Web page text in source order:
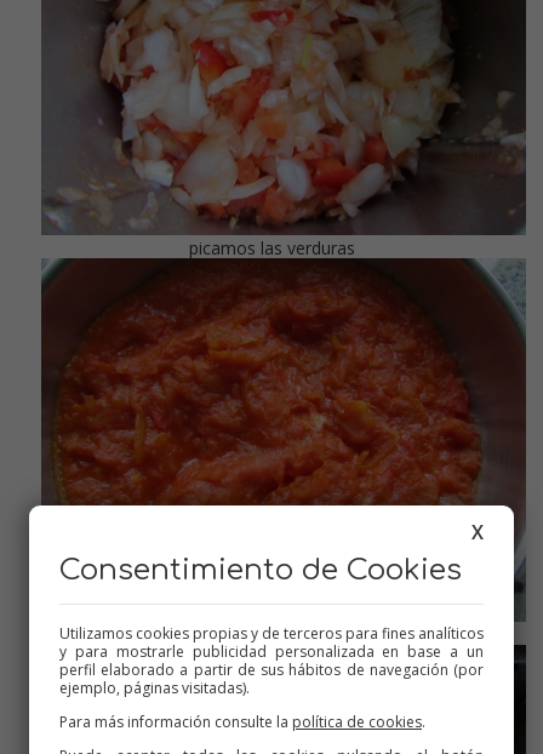
picamos las verduras
sofrito de verduras ya preparado le añadimos el atún
X
Consentimiento de Cookies
Utilizamos cookies propias y de terceros para fines analíticos
y para mostrarle publicidad personalizada en base a un
perfil elaborado a partir de sus hábitos de navegación (por
ejemplo, páginas visitadas).
Para más información consulte la política de cookies.